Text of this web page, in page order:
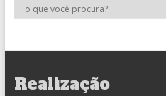
Realização